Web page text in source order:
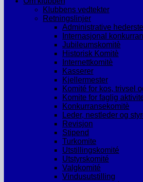
Klubbens vedtekter
Retningslinjer
Administrative
Internasjonal
Jubileumskomitè
Historisk Komitè
Internettkomitè
Kasserer
Kjellermester
Komité for kos, trivsel
Komite for faglig
Konkurransekomitè
Leder, nestleder og
Revisjon
Stipend
Turkomite
Utstillingskomité
Utstyrskomité
Valgkomité
Vindusutstilling